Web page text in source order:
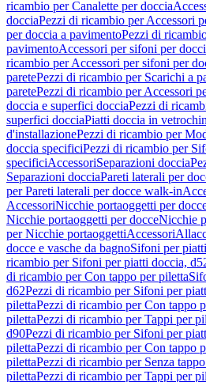
ricambio per Canalette per doccia
docciaPezzi di ricambio per Accessori
per doccia a pavimentoPezzi di
pavimentoAccessori per sifoni per
ricambio per Accessori per sifoni per
paretePezzi di ricambio per Scarichi a
paretePezzi di ricambio per Accessori
doccia e superfici docciaPezzi di
superfici docciaPiatti doccia in
d'installazionePezzi di ricambio per
doccia specificiPezzi di ricambio per
specificiAccessoriSeparazioni doccia
Separazioni docciaPareti laterali per
per Pareti laterali per docce walk-in
AccessoriNicchie portaoggetti per
Nicchie portaoggetti per docceNicchie
per Nicchie portaoggettiAccessori
docce e vasche da bagnoSifoni per
ricambio per Sifoni per piatti doccia,
di ricambio per Con tappo per piletta
d62Pezzi di ricambio per Sifoni per
pilettaPezzi di ricambio per Con tappo
pilettaPezzi di ricambio per Tappi per
d90Pezzi di ricambio per Sifoni per
pilettaPezzi di ricambio per Con tappo
pilettaPezzi di ricambio per Senza
pilettaPezzi di ricambio per Tappi per